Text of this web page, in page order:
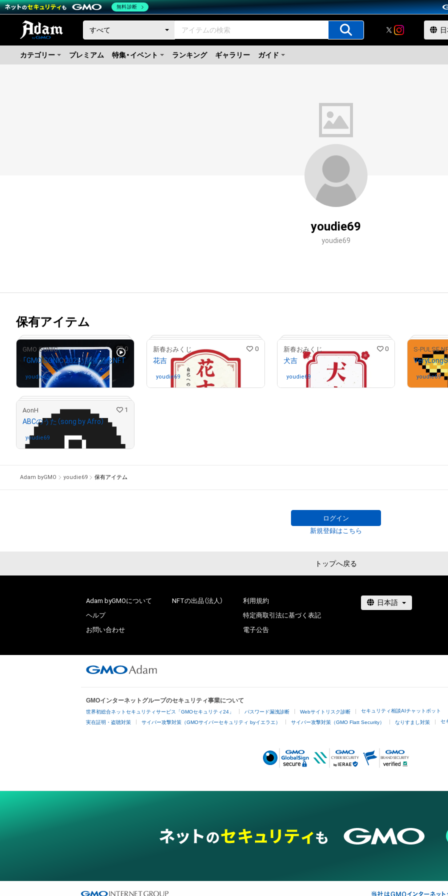
カテゴリー プレミアム 特集・イベント ランキング ギャラリー ガイド
youdie69
youdie69
保有アイテム
GMO SONIC 0
「GMO SONIC 2025」開催記念NFT
youdie69さんが保有中
新春おみくじ 0
花吉
youdie69 さんが保有中
新春おみくじ 0
犬吉
youdie69 さんが保有中 youdie69さ
AonH 1
ABCのうた（song by Afro）
youdie69
Adam byGMO youdie69 保有アイテム
ログイン
新規登録はこちら
トップへ戻る
Adam byGMOについて
ヘルプ
お問い合わせ
NFTの出品（法人）
利用規約
特定商取引法に基づく表記
電子公告
GMOインターネットグループのセキュリティ事業について
世界初総合ネットセキュリティサービス「GMOセキュリティ24」 パスワード漏洩診断 Webサイトリスク診断 セキュリティ相談AIチャットボット
実在証明・盗聴対策 サイバー攻撃対策（GMOサイバーセキュリティ byイエラエ） サイバー攻撃対策（GMO Flatt Security） なりすまし対策 セ
無料診断